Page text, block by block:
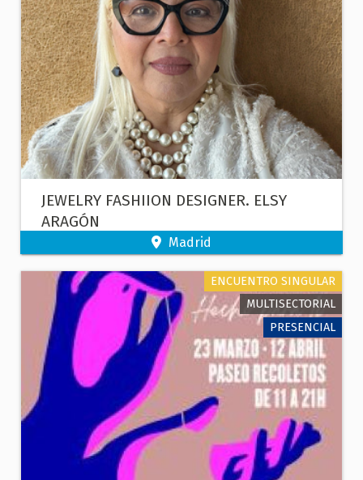
JEWELRY FASHIION DESIGNER. ELSY
ARAGÓN
Madrid
ENCUENTRO SINGULAR
MULTISECTORIAL
PRESENCIAL